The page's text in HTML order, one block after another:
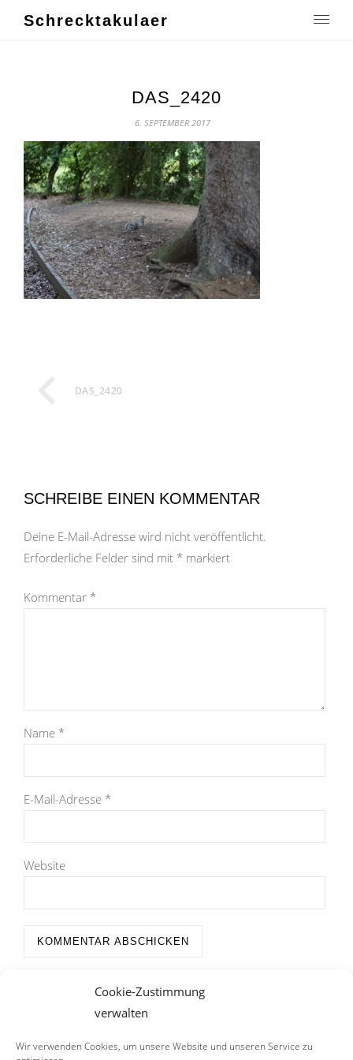
Cookie-Zustimmung
verwalten
Wir verwenden Cookies, um unsere Website und unseren Service zu
Schrecktakulaer
DAS_2420
6. SEPTEMBER 2017
DAS_2420
SCHREIBE EINEN KOMMENTAR
Deine E-Mail-Adresse wird nicht veröffentlicht.
Erforderliche Felder sind mit * markiert
Kommentar *
Name *
E-Mail-Adresse *
Website